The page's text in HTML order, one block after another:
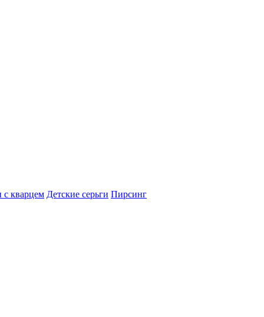
с кварцем Детские серьги Пирсинг